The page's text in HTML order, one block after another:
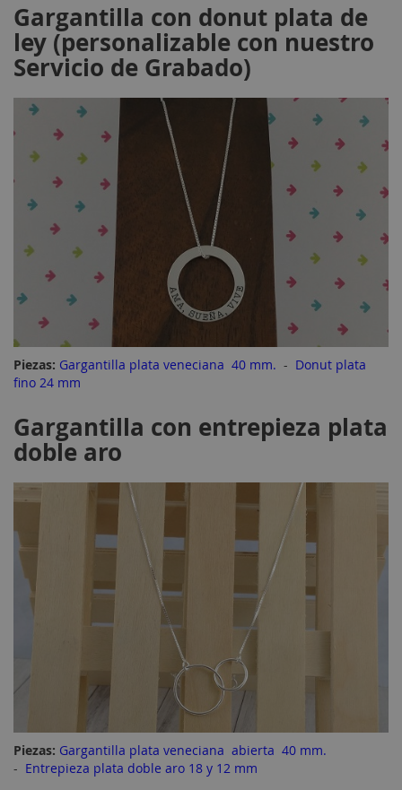
Gargantilla con donut plata de
ley (personalizable con nuestro
Servicio de Grabado)
Piezas: Gargantilla plata veneciana 40 mm. - Donut plata
fino 24 mm
Gargantilla con entrepieza plata
doble aro
Piezas: Gargantilla plata veneciana abierta 40 mm.
- Entrepieza plata doble aro 18 y 12 mm